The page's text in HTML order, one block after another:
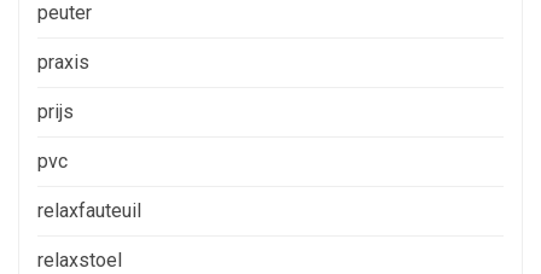
peuter
praxis
prijs
pvc
relaxfauteuil
relaxstoel